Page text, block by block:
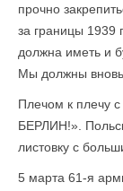
прочно
за границы 1939
должна иметь и
Мы должны вновь
Плечом к плечу
БЕРЛИН!».
листовку с
5 марта 61-я